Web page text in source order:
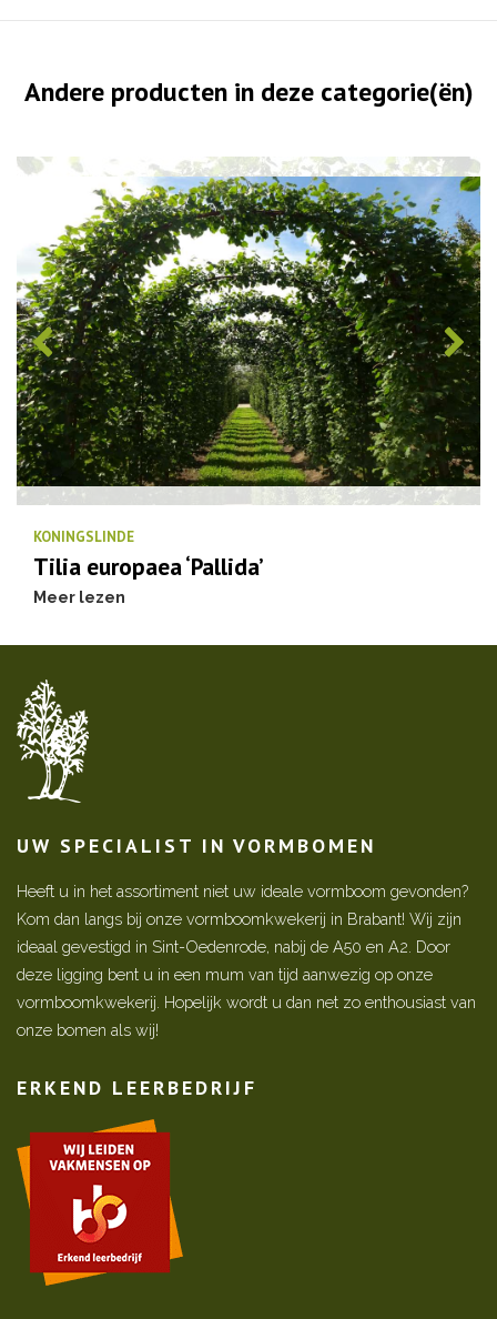
Andere producten in deze categorie(ën)
KONINGSLINDE
Tilia europaea ‘Pallida’
Meer lezen
UW SPECIALIST IN VORMBOMEN
Heeft u in het assortiment niet uw ideale vormboom gevonden?
Kom dan langs bij onze vormboomkwekerij in Brabant! Wij zijn
ideaal gevestigd in Sint-Oedenrode, nabij de A50 en A2. Door
deze ligging bent u in een mum van tijd aanwezig op onze
vormboomkwekerij. Hopelijk wordt u dan net zo enthousiast van
onze bomen als wij!
ERKEND LEERBEDRIJF